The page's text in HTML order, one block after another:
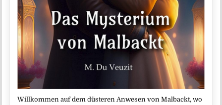
Willkommen auf dem düsteren Anwesen von Malbackt, wo